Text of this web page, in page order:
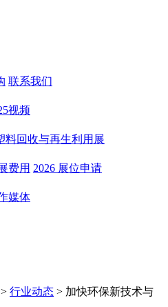
联系我们
视频
料回收与再生利用展
费用 2026 展位申请
媒体
> 行业动态 > 加快环保新技术与